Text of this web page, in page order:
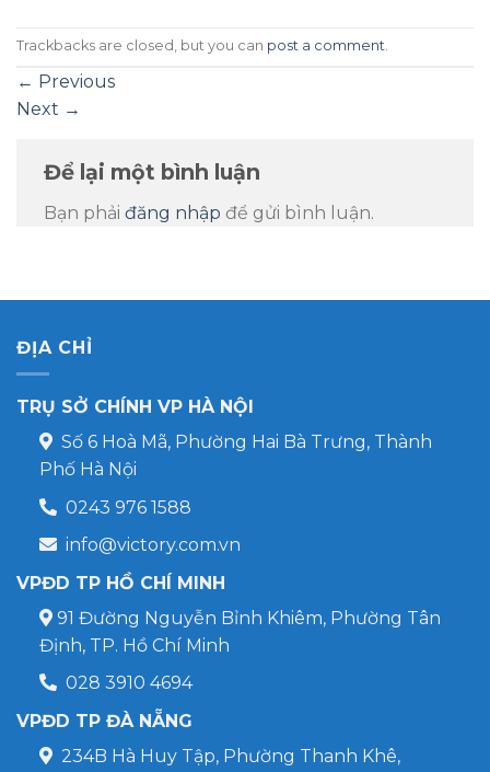
Trackbacks are closed, but you can post a comment.
← Previous
Next →
Để lại một bình luận
Bạn phải đăng nhập để gửi bình luận.
ĐỊA CHỈ
TRỤ SỞ CHÍNH VP HÀ NỘI
Số 6 Hoà Mã, Phường Hai Bà Trưng, Thành
Phố Hà Nội
0243 976 1588
info@victory.com.vn
VPĐD TP HỒ CHÍ MINH
91 Đường Nguyễn Bỉnh Khiêm, Phường Tân
Định, TP. Hồ Chí Minh
028 3910 4694
VPĐD TP ĐÀ NẴNG
234B Hà Huy Tập, Phường Thanh Khê,